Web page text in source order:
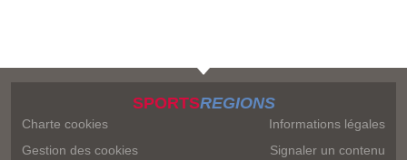
SPORTSREGIONS
Charte cookies
Gestion des cookies
Informations légales
Signaler un contenu